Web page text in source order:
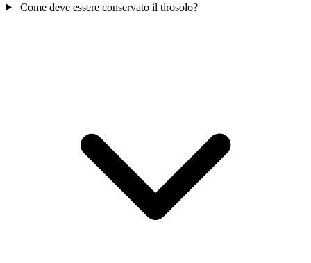
Come deve essere conservato il tirosolo?